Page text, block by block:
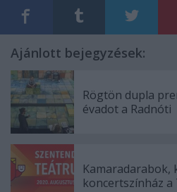
Ajánlott bejegyzések:
Rögtön dupla
évadot a Radnóti
Kamaradarabok,
koncertszínház